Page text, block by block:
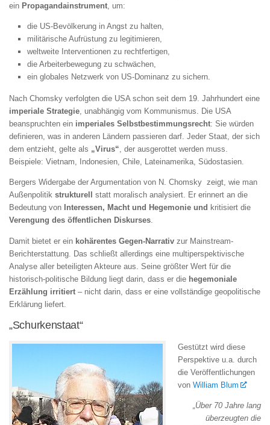
ein Propagandainstrument, um:
die US‑Bevölkerung in Angst zu halten,
militärische Aufrüstung zu legitimieren,
weltweite Interventionen zu rechtfertigen,
die Arbeiterbewegung zu schwächen,
ein globales Netzwerk von US‑Dominanz zu sichern.
Nach Chomsky verfolgten die USA schon seit dem 19. Jahrhundert eine
imperiale Strategie, unabhängig vom Kommunismus. Die USA
beanspruchten ein imperiales Selbstbestimmungsrecht: Sie würden
definieren, was in anderen Ländern passieren darf. Jeder Staat, der sich
dem entzieht, gelte als „Virus“, der ausgerottet werden muss.
Beispiele: Vietnam, Indonesien, Chile, Lateinamerika, Südostasien.
Bergers Widergabe der Argumentation von N. Chomsky zeigt, wie man
Außenpolitik strukturell
statt moralisch analysiert. Er erinnert an die
Bedeutung von Interessen, Macht und Hegemonie und kritisiert die
Verengung des öffentlichen Diskurses.
Damit bietet er ein kohärentes Gegen-Narrativ zur Mainstream-
Berichterstattung. Das schließt allerdings eine multiperspektivische
Analyse aller beteiligten Akteure aus. Seine größter Wert für die
historisch-politische Bildung liegt darin, dass er die hegemoniale
Erzählung irritiert – nicht darin, dass er eine vollständige geopolitische
Erklärung liefert.
„Schurkenstaat“
Gestützt wird diese
Perspektive u.a. durch
die Veröffentlichungen
von William Blum
„Über 70 Jahre lang
überzeugten die